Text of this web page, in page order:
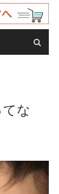
な